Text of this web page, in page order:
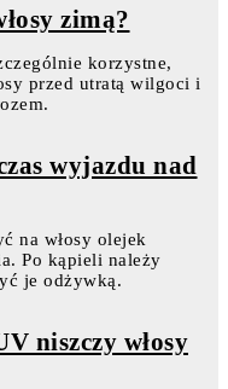
zimą?
korzystne,
przed utratą wilgoci i
wyjazdu nad
na włosy olejek
Po kąpieli należy
je odżywką.
niszczy włosy